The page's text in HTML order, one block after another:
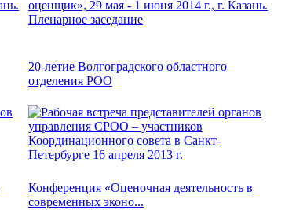
20-летие Волгоградского областного
отделения РОО
Конференция «Оценочная деятельность в
современных эконо...